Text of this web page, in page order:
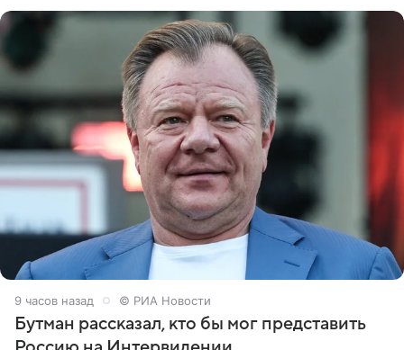
9 часов назад © РИА Новости
Бутман рассказал, кто бы мог представить